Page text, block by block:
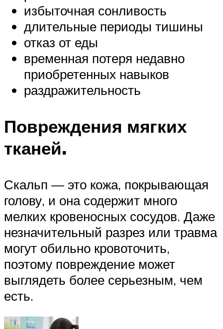
избыточная сонливость
длительные периоды тишины
отказ от еды
временная потеря недавно
приобретенных навыков
раздражительность
Повреждения мягких
тканей.
Скальп — это кожа, покрывающая
голову, и она содержит много
мелких кровеносных сосудов. Даже
незначительный разрез или травма
могут обильно кровоточить,
поэтому повреждение может
выглядеть более серьезным, чем
есть.